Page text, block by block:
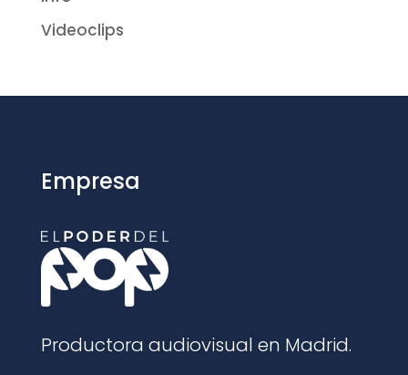
Videoclips
Empresa
Productora audiovisual en Madrid.